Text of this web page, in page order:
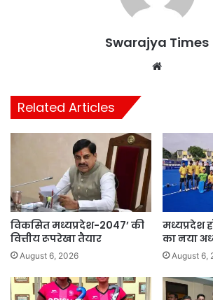
Swarajya Times
Related Articles
विकसित मध्यप्रदेश-2047’ की
वित्तीय रूपरेखा तैयार
August 6, 2026
मध्यप्रदेश
का नया
August 6,